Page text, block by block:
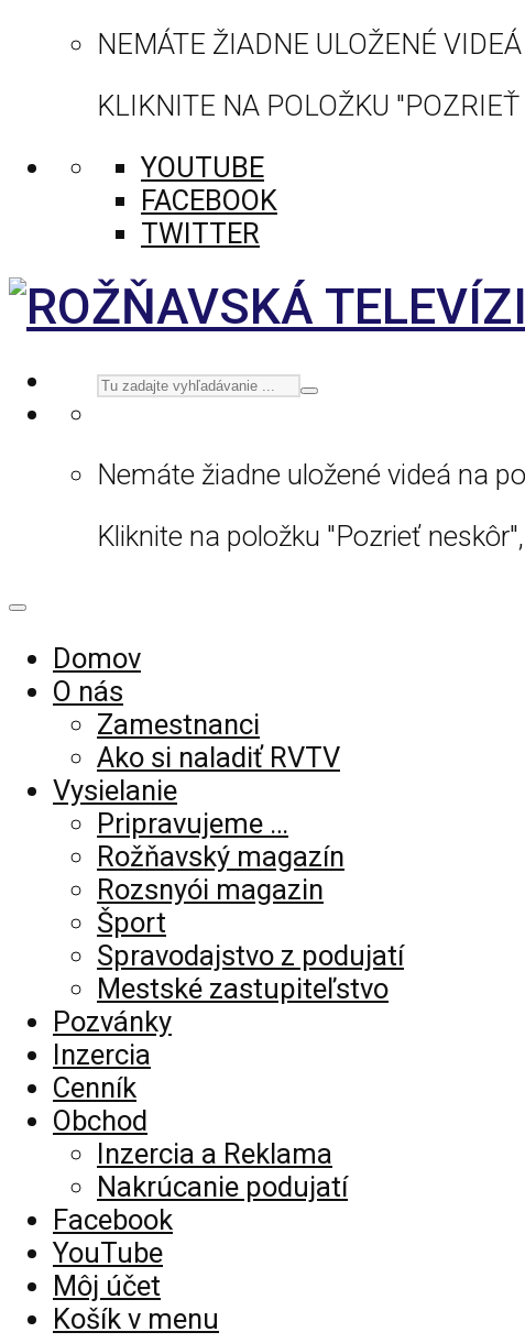
NEMÁTE ŽIADNE ULOŽENÉ
KLIKNITE NA POLOŽKU
YOUTUBE
FACEBOOK
TWITTER
Nemáte žiadne uložené videá na
Kliknite na položku "Pozrieť
Domov
O nás
Zamestnanci
Ako si naladiť RVTV
Vysielanie
Pripravujeme …
Rožňavský magazín
Rozsnyói magazin
Šport
Spravodajstvo z podujatí
Mestské zastupiteľstvo
Pozvánky
Inzercia
Cenník
Obchod
Inzercia a Reklama
Nakrúcanie podujatí
Facebook
YouTube
Môj účet
Košík v menu